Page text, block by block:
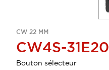
CW 22 MM
CW4S-31E20
Bouton sélecteur